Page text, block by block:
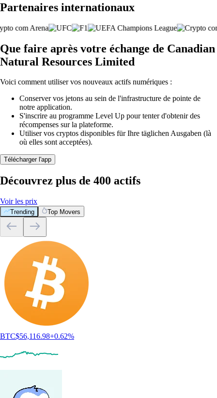
Partenaires internationaux
Que faire après votre échange de Canadian
Natural Resources Limited
Voici comment utiliser vos nouveaux actifs numériques :
Conserver vos jetons au sein de l'infrastructure de pointe de
notre application.
S'inscrire au programme Level Up pour tenter d'obtenir des
récompenses sur la plateforme.
Utiliser vos cryptos disponibles für Ihre täglichen Ausgaben (là
où elles sont acceptées).
Télécharger l'app
Découvrez plus de 400 actifs
Voir les prix
Trending Top Movers
BTC$56,116.98+0.62%